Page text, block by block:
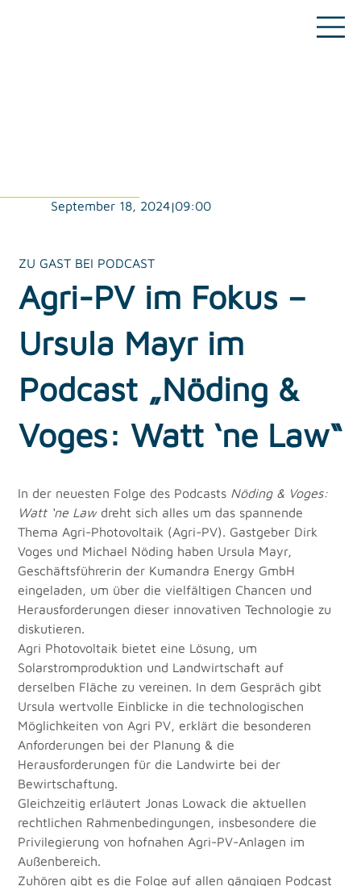
September 18, 2024|09:00
ZU GAST BEI PODCAST
Agri-PV im Fokus –
Ursula Mayr im
Podcast „Nöding &
Voges: Watt ‘ne Law“
In der neuesten Folge des Podcasts Nöding & Voges:
Watt ‘ne Law dreht sich alles um das spannende
Thema Agri-Photovoltaik (Agri-PV). Gastgeber Dirk
Voges und Michael Nöding haben Ursula Mayr,
Geschäftsführerin der Kumandra Energy GmbH
eingeladen, um über die vielfältigen Chancen und
Herausforderungen dieser innovativen Technologie zu
diskutieren.
Agri Photovoltaik bietet eine Lösung, um
Solarstromproduktion und Landwirtschaft auf
derselben Fläche zu vereinen. In dem Gespräch gibt
Ursula wertvolle Einblicke in die technologischen
Möglichkeiten von Agri PV, erklärt die besonderen
Anforderungen bei der Planung & die
Herausforderungen für die Landwirte bei der
Bewirtschaftung.
Gleichzeitig erläutert Jonas Lowack die aktuellen
rechtlichen Rahmenbedingungen, insbesondere die
Privilegierung von hofnahen Agri-PV-Anlagen im
Außenbereich.
Zuhören gibt es die Folge auf allen gängigen Podcast